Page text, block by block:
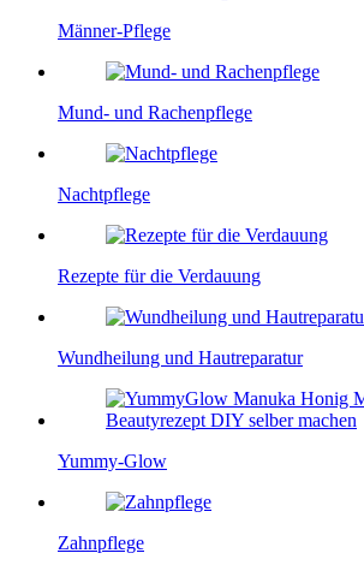
Männer-Pflege
Mund- und Rachenpflege
Nachtpflege
Rezepte für die Verdauung
Wundheilung und Hautreparatur
Yummy-Glow
Zahnpflege